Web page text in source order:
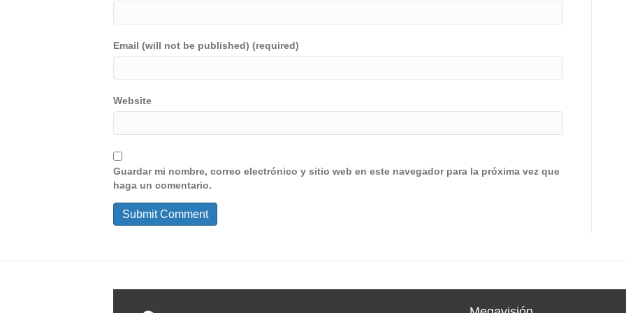
Email (will not be published) (required)
Website
Guardar mi nombre, correo electrónico y sitio web en este navegador para la próxima vez que
haga un comentario.